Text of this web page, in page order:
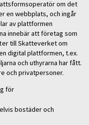
om det
en webbplats, och ingår
av plattformen
innebär att företag som
till Skatteverket om
digital plattformen, t.ex.
och uthyrarna har fått.
och privatpersoner.
för
bostäder och